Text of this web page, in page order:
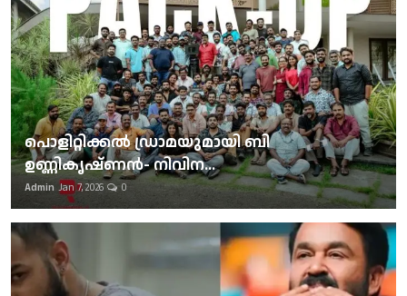
പൊളിറ്റിക്കല്‍ ഡ്രാമയുമായി ബി
ഉണ്ണികൃഷ്ണന്‍- നിവിന...
Admin Jan 7, 2026 0